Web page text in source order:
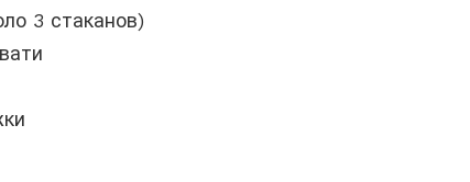
3 стаканов)